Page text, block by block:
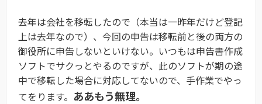
去年は会社を移転したので（本当は一昨年だけど登記
上は去年なので）、今回の申告は移転前と後の両方の
御役所に申告しないといけない。いつもは申告書作成
ソフトでサクっとやるのですが、此のソフトが期の途
中で移転した場合に対応してないので、手作業でやっ
てをります。 ああもう無理。